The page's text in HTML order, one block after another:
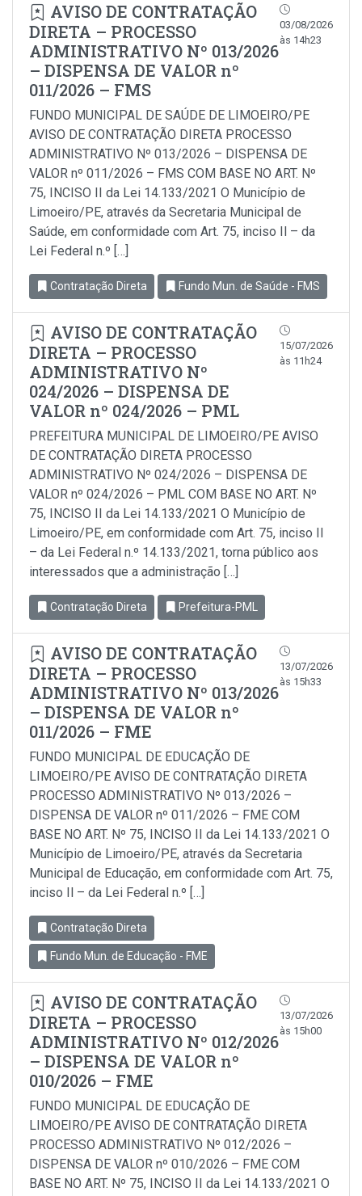
AVISO DE CONTRATAÇÃO
DIRETA – PROCESSO
ADMINISTRATIVO Nº 013/2026
– DISPENSA DE VALOR nº
011/2026 – FMS
03/08/2026
às 14h23
FUNDO MUNICIPAL DE SAÚDE DE LIMOEIRO/PE
AVISO DE CONTRATAÇÃO DIRETA PROCESSO
ADMINISTRATIVO Nº 013/2026 – DISPENSA DE
VALOR nº 011/2026 – FMS COM BASE NO ART. Nº
75, INCISO II da Lei 14.133/2021 O Município de
Limoeiro/PE, através da Secretaria Municipal de
Saúde, em conformidade com Art. 75, inciso Il – da
Lei Federal n.º […]
Contratação Direta Fundo Mun. de Saúde - FMS
AVISO DE CONTRATAÇÃO
DIRETA – PROCESSO
ADMINISTRATIVO Nº
024/2026 – DISPENSA DE
VALOR nº 024/2026 – PML
15/07/2026
às 11h24
PREFEITURA MUNICIPAL DE LIMOEIRO/PE AVISO
DE CONTRATAÇÃO DIRETA PROCESSO
ADMINISTRATIVO Nº 024/2026 – DISPENSA DE
VALOR nº 024/2026 – PML COM BASE NO ART. Nº
75, INCISO II da Lei 14.133/2021 O Município de
Limoeiro/PE, em conformidade com Art. 75, inciso Il
– da Lei Federal n.º 14.133/2021, torna público aos
interessados que a administração […]
Contratação Direta Prefeitura-PML
AVISO DE CONTRATAÇÃO
DIRETA – PROCESSO
ADMINISTRATIVO Nº 013/2026
– DISPENSA DE VALOR nº
011/2026 – FME
13/07/2026
às 15h33
FUNDO MUNICIPAL DE EDUCAÇÃO DE
LIMOEIRO/PE AVISO DE CONTRATAÇÃO DIRETA
PROCESSO ADMINISTRATIVO Nº 013/2026 –
DISPENSA DE VALOR nº 011/2026 – FME COM
BASE NO ART. Nº 75, INCISO II da Lei 14.133/2021 O
Município de Limoeiro/PE, através da Secretaria
Municipal de Educação, em conformidade com Art. 75,
inciso Il – da Lei Federal n.º […]
Contratação Direta
Fundo Mun. de Educação - FME
AVISO DE CONTRATAÇÃO
DIRETA – PROCESSO
ADMINISTRATIVO Nº 012/2026
– DISPENSA DE VALOR nº
010/2026 – FME
13/07/2026
às 15h00
FUNDO MUNICIPAL DE EDUCAÇÃO DE
LIMOEIRO/PE AVISO DE CONTRATAÇÃO DIRETA
PROCESSO ADMINISTRATIVO Nº 012/2026 –
DISPENSA DE VALOR nº 010/2026 – FME COM
BASE NO ART. Nº 75, INCISO II da Lei 14.133/2021 O